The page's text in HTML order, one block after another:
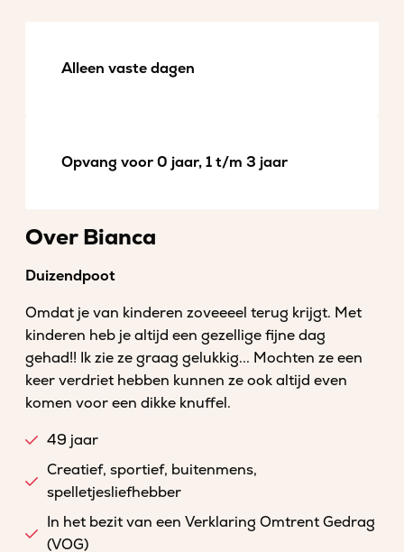
Alleen vaste dagen
Opvang voor 0 jaar, 1 t/m 3 jaar
Over Bianca
Duizendpoot
Omdat je van kinderen zoveeeel terug krijgt. Met
kinderen heb je altijd een gezellige fijne dag
gehad!! Ik zie ze graag gelukkig... Mochten ze een
keer verdriet hebben kunnen ze ook altijd even
komen voor een dikke knuffel.
49 jaar
Creatief, sportief, buitenmens,
spelletjesliefhebber
In het bezit van een Verklaring Omtrent Gedrag
(VOG)